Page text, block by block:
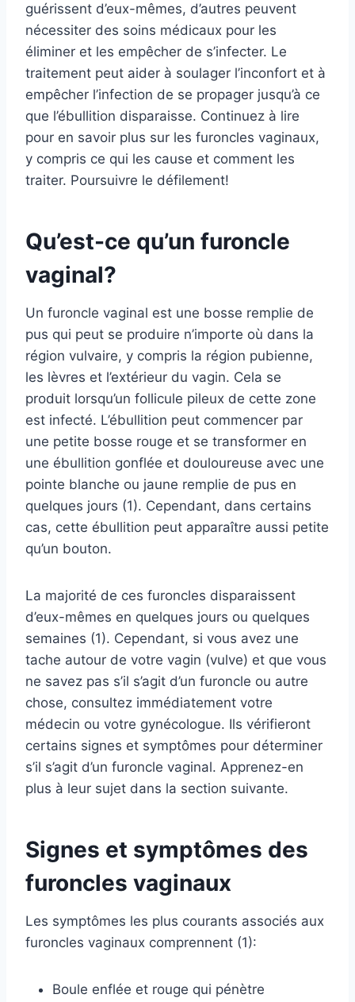
guérissent d’eux-mêmes, d’autres peuvent
nécessiter des soins médicaux pour les
éliminer et les empêcher de s’infecter. Le
traitement peut aider à soulager l’inconfort et à
empêcher l’infection de se propager jusqu’à ce
que l’ébullition disparaisse. Continuez à lire
pour en savoir plus sur les furoncles vaginaux,
y compris ce qui les cause et comment les
traiter. Poursuivre le défilement!
Qu’est-ce qu’un furoncle
vaginal?
Un furoncle vaginal est une bosse remplie de
pus qui peut se produire n’importe où dans la
région vulvaire, y compris la région pubienne,
les lèvres et l’extérieur du vagin. Cela se
produit lorsqu’un follicule pileux de cette zone
est infecté. L’ébullition peut commencer par
une petite bosse rouge et se transformer en
une ébullition gonflée et douloureuse avec une
pointe blanche ou jaune remplie de pus en
quelques jours (1). Cependant, dans certains
cas, cette ébullition peut apparaître aussi petite
qu’un bouton.
La majorité de ces furoncles disparaissent
d’eux-mêmes en quelques jours ou quelques
semaines (1). Cependant, si vous avez une
tache autour de votre vagin (vulve) et que vous
ne savez pas s’il s’agit d’un furoncle ou autre
chose, consultez immédiatement votre
médecin ou votre gynécologue. Ils vérifieront
certains signes et symptômes pour déterminer
s’il s’agit d’un furoncle vaginal. Apprenez-en
plus à leur sujet dans la section suivante.
Signes et symptômes des
furoncles vaginaux
Les symptômes les plus courants associés aux
furoncles vaginaux comprennent (1):
Boule enflée et rouge qui pénètre